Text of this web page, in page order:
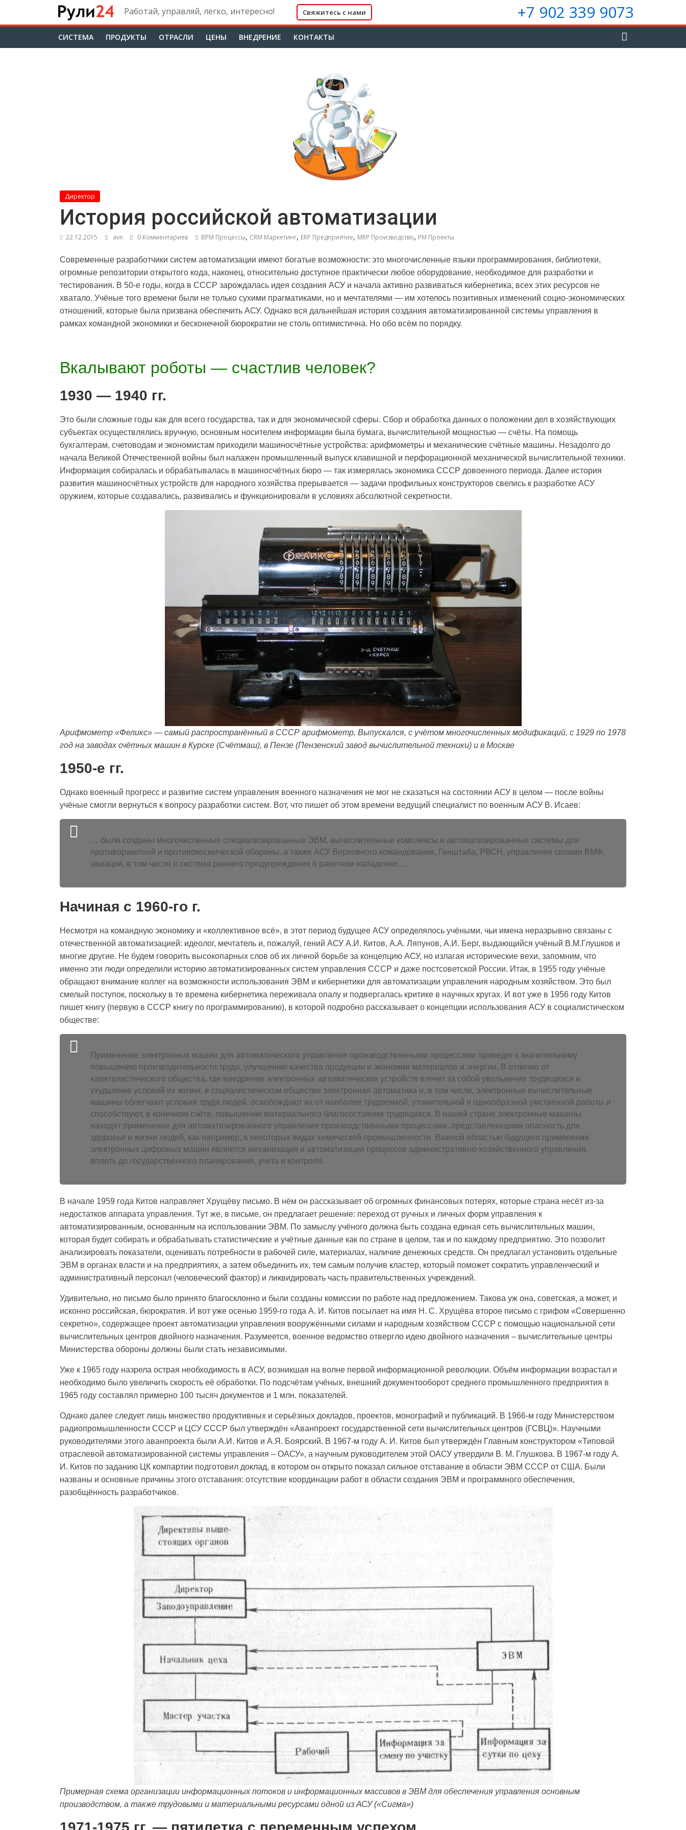
Работай, управляй, легко, интересно! Свяжитесь с нами +7 902 339 9073
CИСТЕМА ПРОДУКТЫ ОТРАСЛИ ЦЕНЫ ВНЕДРЕНИЕ КОНТАКТЫ
Директор
История российской автоматизации
22.12.2015 avn 0 Комментариев BPM Процессы, CRM Маркетинг, ERP Предприятие, MRP Производство, PM Проекты
Современные разработчики систем автоматизации имеют богатые возможности: это многочисленные языки программирования, библиотеки,
огромные репозитории открытого кода, наконец, относительно доступное практически любое оборудование, необходимое для разработки и
тестирования. В 50-е годы, когда в СССР зарождалась идея создания АСУ и начала активно развиваться кибернетика, всех этих ресурсов не
хватало. Учёные того времени были не только сухими прагматиками, но и мечтателями — им хотелось позитивных изменений социо-экономических
отношений, которые была призвана обеспечить АСУ. Однако вся дальнейшая история создания автоматизированной системы управления в
рамках командной экономики и бесконечной бюрократии не столь оптимистична. Но обо всём по порядку.
Вкалывают роботы — счастлив человек?
1930 — 1940 гг.
Это были сложные годы как для всего государства, так и для экономической сферы. Сбор и обработка данных о положении дел в хозяйствующих
субъектах осуществлялись вручную, основным носителем информации была бумага, вычислительной мощностью — счёты. На помощь
бухгалтерам, счетоводам и экономистам приходили машиносчётные устройства: арифмометры и механические счётные машины. Незадолго до
начала Великой Отечественной войны был налажен промышленный выпуск клавишной и перфорационной механической вычислительной техники.
Информация собиралась и обрабатывалась в машиносчётных бюро — так измерялась экономика СССР довоенного периода. Далее история
развития машиносчётных устройств для народного хозяйства прерывается — задачи профильных конструкторов свелись к разработке АСУ
оружием, которые создавались, развивались и функционировали в условиях абсолютной секретности.
Арифмометр «Феликс» — самый распространённый в СССР арифмометр. Выпускался, с учётом многочисленных модификаций, с 1929 по 1978
год на заводах счётных машин в Курске (Счётмаш), в Пензе (Пензенский завод вычислительной техники) и в Москве
1950-е гг.
Однако военный прогресс и развитие систем управления военного назначения не мог не сказаться на состоянии АСУ в целом — после войны
учёные смогли вернуться к вопросу разработки систем. Вот, что пишет об этом времени ведущий специалист по военным АСУ В. Исаев:
… были созданы многочисленные специализированные ЭВМ, вычислительные комплексы и автоматизированные системы для
противоракетной и противокосмической обороны, а также АСУ Верховного командования, Генштаба, РВСН, управления силами ВМФ,
авиации, в том числе и система раннего предупреждения о ракетном нападении…
Начиная с 1960-го г.
Несмотря на командную экономику и «коллективное всё», в этот период будущее АСУ определялось учёными, чьи имена неразрывно связаны с
отечественной автоматизацией: идеолог, мечтатель и, пожалуй, гений АСУ А.И. Китов, А.А. Ляпунов, А.И. Берг, выдающийся учёный В.М.Глушков и
многие другие. Не будем говорить высокопарных слов об их личной борьбе за концепцию АСУ, но излагая исторические вехи, запомним, что
именно эти люди определили историю автоматизированных систем управления СССР и даже постсоветской России. Итак, в 1955 году учёные
обращают внимание коллег на возможности использования ЭВМ и кибернетики для автоматизации управления народным хозяйством. Это был
смелый поступок, поскольку в те времена кибернетика переживала опалу и подвергалась критике в научных кругах. И вот уже в 1956 году Китов
пишет книгу (первую в СССР книгу по программированию), в которой подробно рассказывает о концепции использования АСУ в социалистическом
обществе:
Применение электронных машин для автоматического управления производственными процессами приведет к значительному
повышению производительности труда, улучшению качества продукции и экономии материалов и энергии. В отличие от
капиталистического общества, где внедрение электронных автоматических устройств влечет за собой увольнение трудящихся и
ухудшение условий их жизни, в социалистическом обществе электронная автоматика и, в том числе, электронные вычислительные
машины облегчают условия труда людей, освобождают их от наиболее трудоемкой, утомительной и однообразной умственной работы и
способствуют, в конечном счёте, повышению материального благосостояния трудящихся. В нашей стране электронные машины
находят применение для автоматизированного управления производственными процессами, представляющими опасность для
здоровья и жизни людей, как например, в некоторых видах химической промышленности. Важной областью будущего применения
электронных цифровых машин является механизация и автоматизация процессов административно-хозяйственного управления,
вплоть до государственного планирования, учета и контроля.
В начале 1959 года Китов направляет Хрущёву письмо. В нём он рассказывает об огромных финансовых потерях, которые страна несёт из-за
недостатков аппарата управления. Тут же, в письме, он предлагает решение: переход от ручных и личных форм управления к
автоматизированным, основанным на использовании ЭВМ. По замыслу учёного должна быть создана единая сеть вычислительных машин,
которая будет собирать и обрабатывать статистические и учётные данные как по стране в целом, так и по каждому предприятию. Это позволит
анализировать показатели, оценивать потребности в рабочей силе, материалах, наличие денежных средств. Он предлагал установить отдельные
ЭВМ в органах власти и на предприятиях, а затем объединить их, тем самым получив кластер, который поможет сократить управленческий и
административный персонал (человеческий фактор) и ликвидировать часть правительственных учреждений.
Удивительно, но письмо было принято благосклонно и были созданы комиссии по работе над предложением. Такова уж она, советская, а может, и
исконно российская, бюрократия. И вот уже осенью 1959-го года А. И. Китов посылает на имя Н. С. Хрущёва второе письмо с грифом «Совершенно
секретно», содержащее проект автоматизации управления вооружёнными силами и народным хозяйством СССР с помощью национальной сети
вычислительных центров двойного назначения. Разумеется, военное ведомство отвергло идею двойного назначения – вычислительные центры
Министерства обороны должны были стать независимыми.
Уже к 1965 году назрела острая необходимость в АСУ, возникшая на волне первой информационной революции. Объём информации возрастал и
необходимо было увеличить скорость её обработки. По подсчётам учёных, внешний документооборот среднего промышленного предприятия в
1965 году составлял примерно 100 тысяч документов и 1 млн. показателей.
Однако далее следует лишь множество продуктивных и серьёзных докладов, проектов, монографий и публикаций. В 1966-м году Министерством
радиопромышленности СССР и ЦСУ СССР был утверждён «Аванпроект государственной сети вычислительных центров (ГСВЦ)». Научными
руководителями этого аванпроекта были А.И. Китов и А.Я. Боярский. В 1967-м году А. И. Китов был утверждён Главным конструктором «Типовой
отраслевой автоматизированной системы управления – ОАСУ», а научным руководителем этой ОАСУ утвердили В. М. Глушкова. В 1967-м году А.
И. Китов по заданию ЦК компартии подготовил доклад, в котором он открыто показал сильное отставание в области ЭВМ СССР от США. Были
названы и основные причины этого отставания: отсутствие координации работ в области создания ЭВМ и программного обеспечения,
разобщённость разработчиков.
Примерная схема организации информационных потоков и информационных массивов в ЭВМ для обеспечения управления основным
производством, а также трудовыми и материальными ресурсами одной из АСУ («Сигма»)